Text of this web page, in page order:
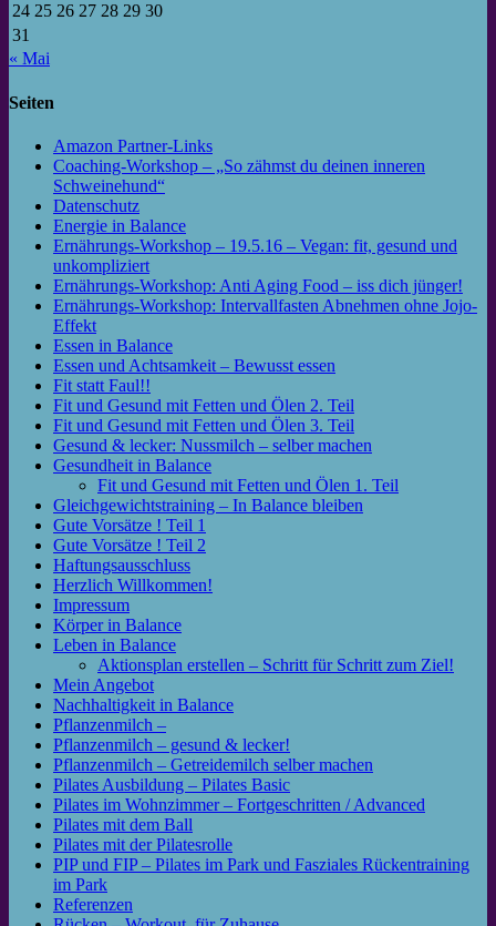
24 25 26 27 28 29 30
31
« Mai
Seiten
Amazon Partner-Links
Coaching-Workshop – „So zähmst du deinen inneren
Schweinehund“
Datenschutz
Energie in Balance
Ernährungs-Workshop – 19.5.16 – Vegan: fit, gesund und
unkompliziert
Ernährungs-Workshop: Anti Aging Food – iss dich jünger!
Ernährungs-Workshop: Intervallfasten Abnehmen ohne Jojo-
Effekt
Essen in Balance
Essen und Achtsamkeit – Bewusst essen
Fit statt Faul!!
Fit und Gesund mit Fetten und Ölen 2. Teil
Fit und Gesund mit Fetten und Ölen 3. Teil
Gesund & lecker: Nussmilch – selber machen
Gesundheit in Balance
Fit und Gesund mit Fetten und Ölen 1. Teil
Gleichgewichtstraining – In Balance bleiben
Gute Vorsätze ! Teil 1
Gute Vorsätze ! Teil 2
Haftungsausschluss
Herzlich Willkommen!
Impressum
Körper in Balance
Leben in Balance
Aktionsplan erstellen – Schritt für Schritt zum Ziel!
Mein Angebot
Nachhaltigkeit in Balance
Pflanzenmilch –
Pflanzenmilch – gesund & lecker!
Pflanzenmilch – Getreidemilch selber machen
Pilates Ausbildung – Pilates Basic
Pilates im Wohnzimmer – Fortgeschritten / Advanced
Pilates mit dem Ball
Pilates mit der Pilatesrolle
PIP und FIP – Pilates im Park und Fasziales Rückentraining
im Park
Referenzen